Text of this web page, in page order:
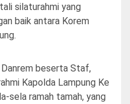
silaturahmi yang
baik antara Korem
beserta Staf,
Kapolda Lampung Ke
sela ramah tamah, yang